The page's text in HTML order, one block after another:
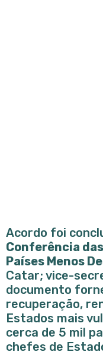
Acordo foi
Conferência
Países Menos
Catar; vice-
documento
recuperação,
Estados mais
cerca de 5 mil
chefes de